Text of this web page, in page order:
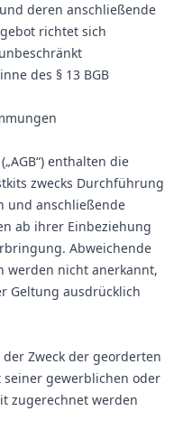
deren anschließende
richtet sich
des § 13 BGB
enthalten die
zwecks Durchführung
und anschließende
ab ihrer Einbeziehung
Abweichende
werden nicht anerkannt,
Geltung ausdrücklich
Zweck der georderten
gewerblichen oder
zugerechnet werden